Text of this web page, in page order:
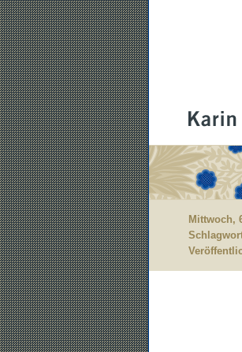
Mittwoch,